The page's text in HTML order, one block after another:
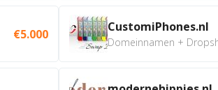
€5.000 CustomiPhones.nl
Domeinnamen +